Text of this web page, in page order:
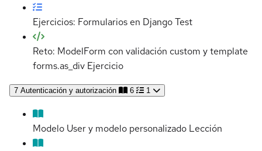
Ejercicios: Formularios en DjangoTest
Reto: ModelForm con validación custom y template
forms.as_div Ejercicio
7 Autenticación y autorización 6 1
Modelo User y modelo personalizado Lección